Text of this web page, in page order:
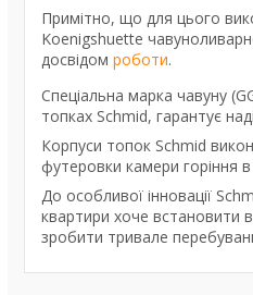
Примітно, що для цього
Koenigshuette
досвідом роботи.
Спеціальна марка чавуну
топках Schmid, гарантує
Корпуси топок Schmid
футеровки камери горіння
До особливої інновації
квартири хоче встановити
зробити тривале